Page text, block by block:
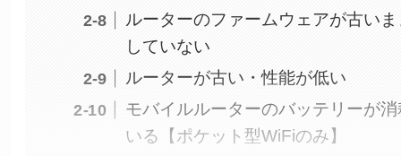
ルーターのファームウェアが古い
していない
ルーターが古い・性能が低い
モバイルルーターのバッテリーが
いる【ポケット型WiFiのみ】